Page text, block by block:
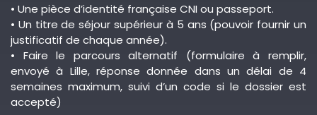
• Une pièce d’identité française CNI ou passeport.
• Un titre de séjour supérieur à 5 ans (pouvoir fournir un
justificatif de chaque année).
• Faire le parcours alternatif (formulaire à remplir,
envoyé à Lille, réponse donnée dans un délai de 4
semaines maximum, suivi d’un code si le dossier est
accepté)